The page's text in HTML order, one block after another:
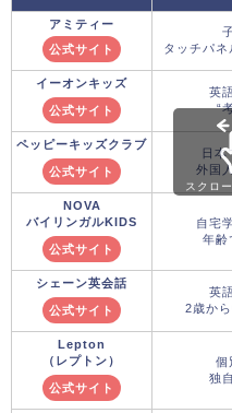
アミティー
公式サイト
タッチパ
イーオンキッズ
公式サイト
英
“
ペッピーキッズクラブ
公式サイト
日本
外国
NOVA
バイリンガルKIDS
公式サイト
自宅
年齢
シェーン英会話
公式サイト
英
2歳か
Lepton
（レプトン）
公式サイト
個
独
スクロ